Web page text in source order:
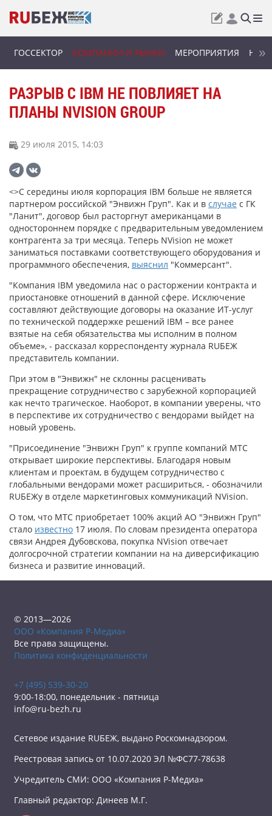
ГОССЕКТОР КОМПАНИИ И РЫНКИ МЕРОПРИЯТИЯ
РАЗРЫВ С IBM НЕ ПОВЛИЯЕТ НА
ПЛАНЫ NVISION GROUP
29 июля 2015, 14:03
<>С середины июля корпорация IBM больше не является
партнером российской "Энвижн Груп". Как и в случае с ГК
"Ланит", договор был расторгнут американцами в
одностороннем порядке с предварительным уведомлением
контрагента за три месяца. Теперь NVision не может
заниматься поставками соответствующего оборудования и
программного обеспечения, выяснил "Коммерсант".
"Компания IBM уведомила нас о расторжении контракта и
приостановке отношений в данной сфере. Исключение
составляют действующие договоры на оказание ИТ-услуг
по технической поддержке решений IBM – все ранее
взятые на себя обязательства мы исполним в полном
объеме», - рассказал корреспонденту журнала RUБЕЖ
представитель компании.
При этом в "Энвижн" не склонны расценивать
прекращение сотрудничество с зарубежной корпорацией
как нечто трагическое. Наоборот, в компании уверены, что
в перспективе их сотрудничество с вендорами выйдет на
новый уровень.
"Присоединение "Энвижн Груп" к группе компаний МТС
открывает широкие перспективы. Благодаря новым
клиентам и проектам, в будущем сотрудничество с
глобальными вендорами может расшириться, - обозначили
RUБЕЖу в отделе маркетинговых коммуникаций NVision.
О том, что МТС приобретает 100% акций АО "Энвижн Груп"
стало известно 17 июля. По словам президента оператора
связи Андрея Дубовскова, покупка NVision отвечает
долгосрочной стратегии компании на на диверсификацию
бизнеса и развитие инноваций.
© 2013—2026
ООО «Компания Р-Медиа»
Все права защищены.
Политика конфиденциальности
+7 (495) 539-30-20
9:00-18:00, понедельник - пятница
info@ru-bezh.ru
Сетевое издание RUБЕЖ, выдано Роскомнадзором.
Реестровая запись от 10.07.2020 ЭЛ №ФС77-78638
Учредитель СМИ: ООО «Компания Р-Медиа»
Главный редактор: Динеев М.Г.